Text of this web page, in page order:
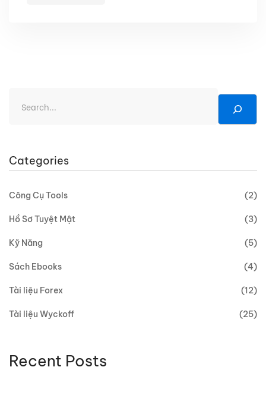
Categories
Công Cụ Tools (2)
Hồ Sơ Tuyệt Mật (3)
Kỹ Năng (5)
Sách Ebooks (4)
Tài liệu Forex (12)
Tài liệu Wyckoff (25)
Recent Posts